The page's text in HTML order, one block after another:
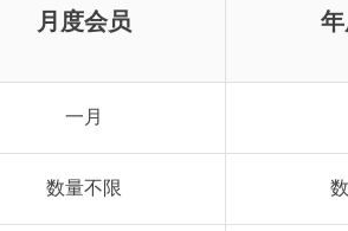
月度会员
一月
数量不限